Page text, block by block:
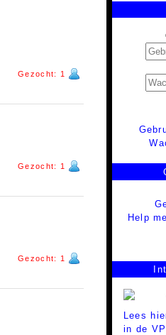
Gezocht: 1
Gezocht: 1
Gezocht: 1
Help
Lees
in de